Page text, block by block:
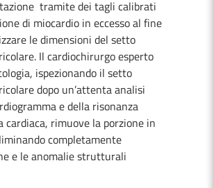
tramite dei tagli calibrati
di miocardio in eccesso al fine
le dimensioni del setto
Il cardiochirurgo esperto
ispezionando il setto
dopo un’attenta analisi
e della risonanza
cardiaca, rimuove la porzione in
completamente
e le anomalie strutturali